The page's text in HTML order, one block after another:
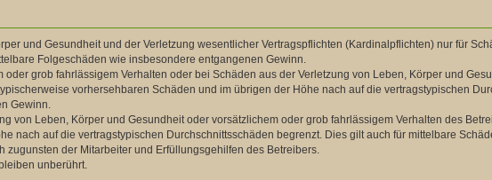
und Gesundheit und der Verletzung wesentlicher Vertragspflichten (Kardinalpflichten) nur für
Folgeschäden wie insbesondere entgangenen Gewinn.
grob fahrlässigem Verhalten oder bei Schäden aus der Verletzung von Leben, Körper und
vorhersehbaren Schäden und im übrigen der Höhe nach auf die vertragstypischen
Gewinn.
von Leben, Körper und Gesundheit oder vorsätzlichem oder grob fahrlässigem Verhalten des
nach auf die vertragstypischen Durchschnittsschäden begrenzt. Dies gilt auch für mittelbare
der Mitarbeiter und Erfüllungsgehilfen des Betreibers.
unberührt.